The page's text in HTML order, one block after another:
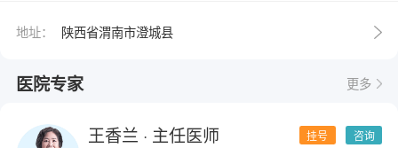
地址： 陕西省渭南市澄城县
医院专家 更多
咨询
挂号
王香兰 · 主任医师